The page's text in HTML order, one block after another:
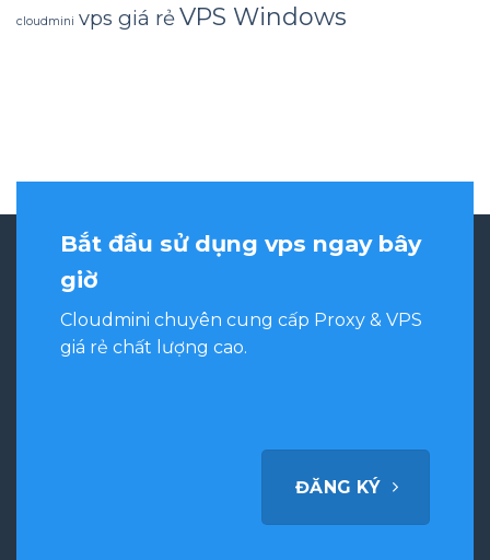
cloudmini vps giá rẻVPS Windows
Bắt đầu sử dụng vps ngay bây
giờ
Cloudmini chuyên cung cấp Proxy & VPS
giá rẻ chất lượng cao.
ĐĂNG KÝ